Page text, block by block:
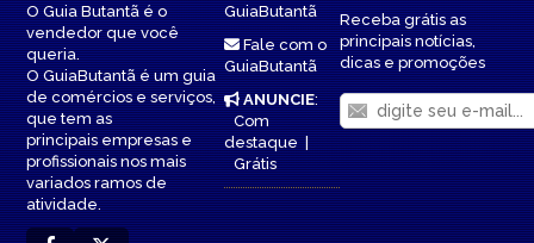
O Guia Butantã é o
vendedor que você
queria.
O GuiaButantã é um guia
de comércios e serviços,
que tem as
principais empresas e
profissionais nos mais
variados ramos de
atividade.
GuiaButantã
Fale com o
GuiaButantã
ANUNCIE:
Com
destaque|
Grátis
Receba grátis as
principais notícias,
dicas e promoções